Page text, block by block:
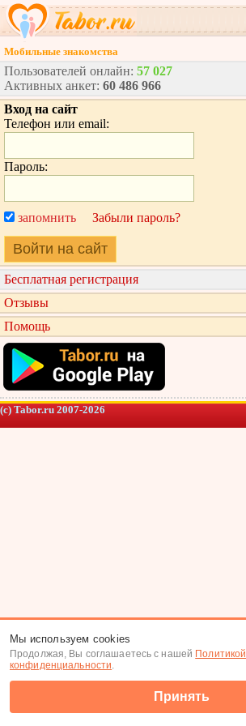
Мобильные знакомства
Пользователей онлайн: 57 027
Активных анкет: 60 486 966
Вход на сайт
Телефон или email:
Пароль:
запомнить Забыли пароль?
Войти на сайт
Бесплатная регистрация
Отзывы
Помощь
(c) Tabor.ru 2007-2026
Мы используем cookies
Продолжая, Вы соглашаетесь с нашей Политикой
конфиденциальности.
Принять